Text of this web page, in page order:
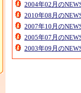
2004年02月の
2010年08月の
2007年10月の
2005年07月の
2003年09月の